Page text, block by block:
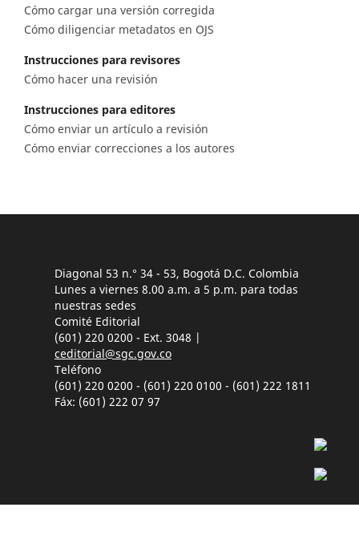
Cómo cargar una versión corregida
Cómo diligenciar metadatos en OJS
Instrucciones para revisores
Cómo hacer una revisión
Instrucciones para editores
Cómo enviar un artículo a revisión
Cómo enviar correcciones a los autores
Diagonal 53 n.° 34 - 53, Bogotá D.C. Colombia
Lunes a viernes 8.00 a.m. a 5 p.m. para todas
nuestras sedes
Comité Editorial
(601) 220 0200 - Ext. 3048 |
ceditorial@sgc.gov.co
Teléfono
(601) 220 0200 - (601) 220 0100 - (601) 222 1811
Fáx: (601) 222 07 97